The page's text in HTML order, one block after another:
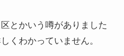
とかいう噂がありました
くわかっていません。